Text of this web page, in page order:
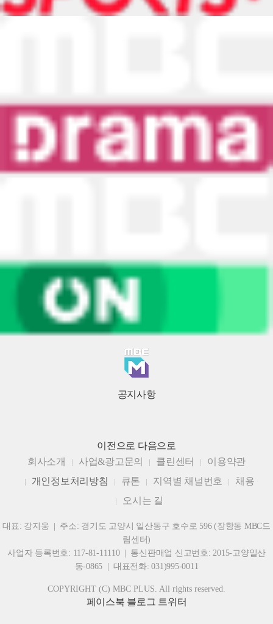
공지사항
이전으로 다음으로
회사소개
사업&광고문의 클린센터
이용약관
개인정보처리방침
큐톤 지역별 채널번호
채용
오시는 길
대표: 강지웅 | 주소: 경기도 고양시 일산동구 호수로 596 (장항동 MBC드
림센터)
사업자 등록번호: 117-81-11110 | 통신판매업 신고번호: 2015-고양일산
동-0865 | 대표전화: 031)995-0011
COPYRIGHT (C) MBC PLUS. All rights reserved.
페이스북 블로그 트위터